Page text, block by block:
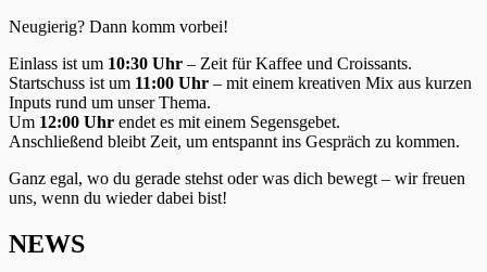
Neugierig? Dann komm vorbei!
Einlass ist um 10:30 Uhr – Zeit für Kaffee und Croissants.
Startschuss ist um 11:00 Uhr – mit einem kreativen Mix aus kurzen
Inputs rund um unser Thema.
Um 12:00 Uhr endet es mit einem Segensgebet.
Anschließend bleibt Zeit, um entspannt ins Gespräch zu kommen.
Ganz egal, wo du gerade stehst oder was dich bewegt – wir freuen
uns, wenn du wieder dabei bist!
NEWS